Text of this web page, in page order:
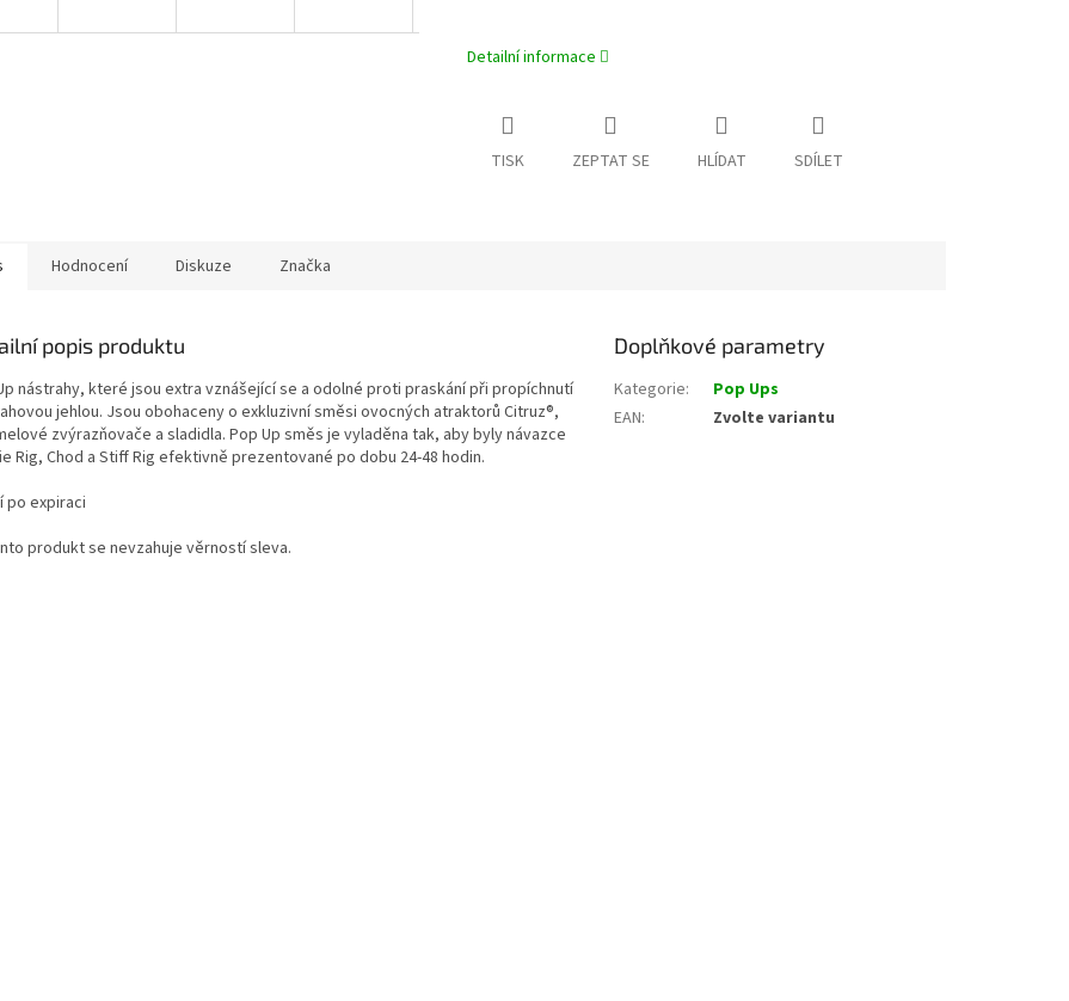
Detailní informace
TISK ZEPTAT SE HLÍDAT SDÍLET
Hodnocení Diskuze Značka
popis produktu
nástrahy, které jsou extra vznášející se a odolné proti praskání při propíchnutí
jehlou. Jsou obohaceny o exkluzivní směsi ovocných atraktorů Citruz®,
zvýrazňovače a sladidla. Pop Up směs je vyladěna tak, aby byly návazce
Rig, Chod a Stiff Rig efektivně prezentované po dobu 24-48 hodin.
po expiraci
produkt se nevzahuje věrností sleva.
Doplňkové parametry
Kategorie:
Pop Ups
EAN: Zvolte variantu